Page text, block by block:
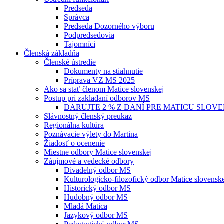
Predseda
Správca
Predseda Dozorného výboru
Podpredsedovia
Tajomníci
Členská základňa
Členské ústredie
Dokumenty na stiahnutie
Príprava VZ MS 2025
Ako sa stať členom Matice slovenskej
Postup pri zakladaní odborov MS
DARUJTE 2 % Z DANÍ PRE MATICU
Slávnostný členský preukaz
Regionálna kultúra
Poznávacie výlety do Martina
Žiadosť o ocenenie
Miestne odbory Matice slovenskej
Záujmové a vedecké odbory
Divadelný odbor MS
Kulturologicko-filozofický odbor Matice
Historický odbor MS
Hudobný odbor MS
Mladá Matica
Jazykový odbor MS